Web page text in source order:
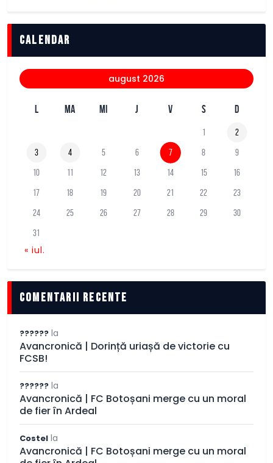
Calendar
august 2026
L MA MI J V S D
1 2
3 4 5 6 7 8 9
10 11 12 13 14 15 16
17 18 19 20 21 22 23
24 25 26 27 28 29 30
31
« iul.
comentarii recente
?????? la
Avancronică | Dorință uriașă de victorie cu
FCSB!
?????? la
Avancronică | FC Botoșani merge cu un moral
de fier în Ardeal
Costel la
Avancronică | FC Botoșani merge cu un moral